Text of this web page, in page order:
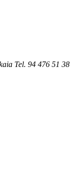
Tel. 94 476 51 38